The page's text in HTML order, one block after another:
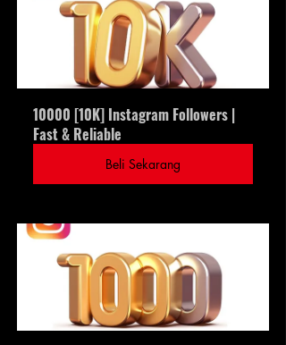
10000 [10K] Instagram Followers |
Fast & Reliable
Beli Sekarang